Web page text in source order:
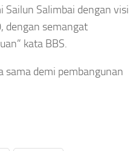
Salimbai dengan visi
dengan semangat
kata BBS.
sama demi pembangunan